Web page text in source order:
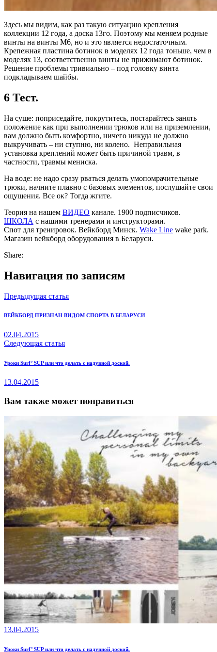
Здесь мы видим, как раз такую ситуацию крепления
коллекции 12 года, а доска 13го. Поэтому мы меняем родные
винты на винты M6, но и это является недостаточным.
Крепежная пластина ботинок в моделях 12 года тоньше, чем в
моделях 13, соответственно винты не прижимают ботинок.
Решение проблемы тривиально – под головку винта
подкладываем шайбы.
6 Тест.
На суше: поприседайте, покрутитесь, постарайтесь занять
положение как при выполнении трюков или на приземлении,
вам должно быть комфортно, ничего никуда не должно
выкручивать – ни ступню, ни колено. Неправильная
установка креплений может быть причиной травм, в
частности, травмы мениска.
На воде: не надо сразу рваться делать умопомрачительные
трюки, начните плавно с базовых элементов, послушайте свои
ощущения. Все ок? Тогда жгите.
Теория на нашем ВИДЕО канале. 1900 подписчиков.
ШКОЛА с нашими тренерами и инструкторами.
Спот для тренировок. Вейкборд Минск. Wake Line wake park.
Магазин вейкборд оборудования в Беларуси.
Share:
Навигация по записям
Предыдущая статья
ВЕЙКБОРД ПРИЗНАН ВИДОМ СПОРТА В БЕЛАРУСИ
02.04.2015
Следующая статья
Уроки Surf’ SUP или что делать с надувной доской.
13.04.2015
Вам также может понравиться
13.04.2015
Уроки Surf’ SUP или что делать с надувной доской.